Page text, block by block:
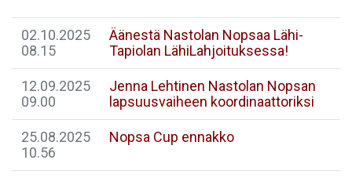
02.10.2025
08.15
Äänestä Nastolan Nopsaa Lähi-
Tapiolan LähiLahjoituksessa!
12.09.2025
09.00
Jenna Lehtinen Nastolan Nopsan
lapsuusvaiheen koordinaattoriksi
25.08.2025
10.56
Nopsa Cup ennakko